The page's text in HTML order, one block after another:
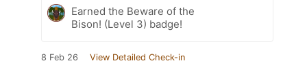
Earned the Beware of the
Bison! (Level 3) badge!
8 Feb 26 View Detailed Check-in